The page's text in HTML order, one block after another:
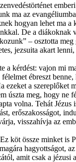
ma az
hogyan lehet
De a
– osztotta
jezsuita akart
a kérdést: vajon mi
ébreszt
ezeket a
úszta meg, hogy
volna. Tehát
erőszakosságot,
visszahívja az
köt össze minket
hagyottságot,
amit csak a